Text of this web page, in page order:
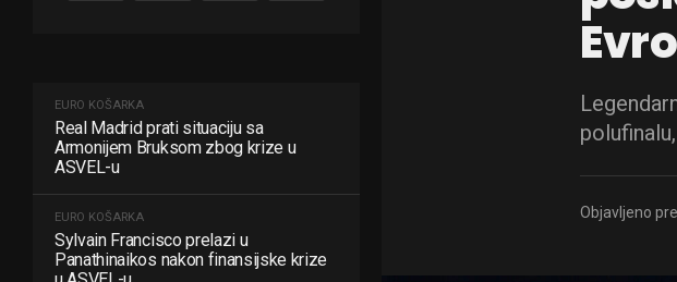
EURO KOŠARKA
Real Madrid prati situaciju sa
Armonijem Bruksom zbog krize u
ASVEL-u
EURO KOŠARKA
Sylvain Francisco prelazi u
Panathinaikos nakon finansijske krize
Objavljeno